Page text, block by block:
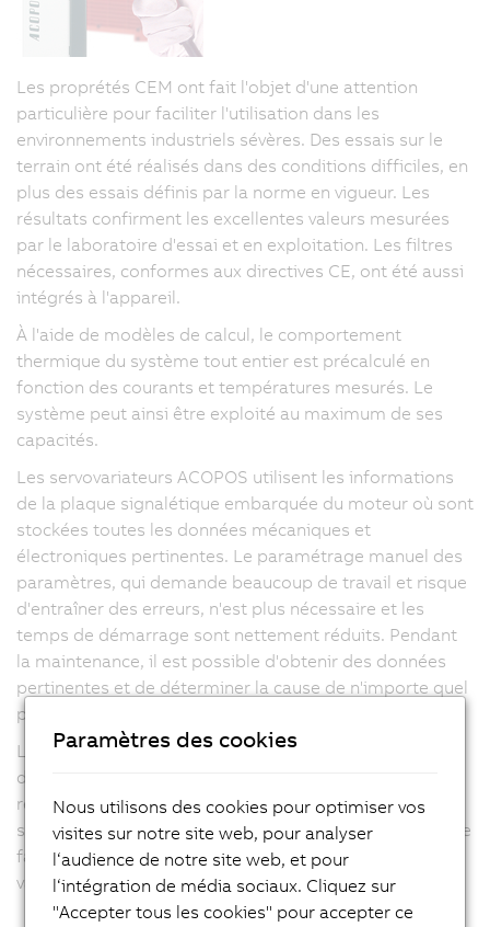
Les proprétés CEM ont fait l'objet d'une attention
particulière pour faciliter l'utilisation dans les
environnements industriels sévères. Des essais sur le
terrain ont été réalisés dans des conditions difficiles, en
plus des essais définis par la norme en vigueur. Les
résultats confirment les excellentes valeurs mesurées
par le laboratoire d'essai et en exploitation. Les filtres
nécessaires, conformes aux directives CE, ont été aussi
intégrés à l'appareil.
À l'aide de modèles de calcul, le comportement
thermique du système tout entier est précalculé en
fonction des courants et températures mesurés. Le
système peut ainsi être exploité au maximum de ses
capacités.
Les servovariateurs ACOPOS utilisent les informations
de la plaque signalétique embarquée du moteur où sont
stockées toutes les données mécaniques et
électroniques pertinentes. Le paramétrage manuel des
paramètres, qui demande beaucoup de travail et risque
d'entraîner des erreurs, n'est plus nécessaire et les
temps de démarrage sont nettement réduits. Pendant
la maintenance, il est possible d'obtenir des données
pertinentes et de déterminer la cause de n'importe quel
problème.
La famille des servovariateurs ACOPOS est également
disponible avec des cartes électroniques partiellement
recouvertes d'un vernis. Ces versions ont des
spécifications identiques mais une meilleure robustesse
face aux agents extérieurs comme la poussière, les
vapeurs agressives ou l'humidité.
Paramètres des cookies
Nous utilisons des cookies pour optimiser vos
visites sur notre site web, pour analyser
l‘audience de notre site web, et pour
l‘intégration de média sociaux. Cliquez sur
"Accepter tous les cookies" pour accepter ce